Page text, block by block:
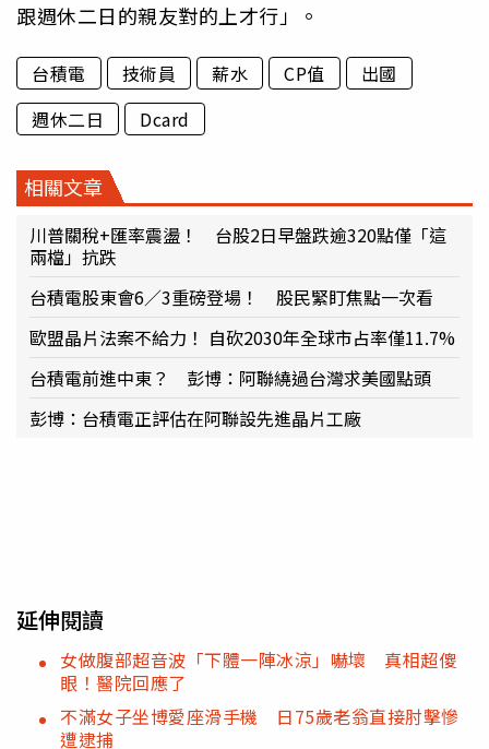
跟週休二日的親友對的上才行」。
台積電 技術員 薪水 CP值
出國
週休二日
Dcard
相關文章
川普關稅+匯率震盪！ 台股2日早盤跌逾320點僅「這
兩檔」抗跌
台積電股東會6／3重磅登場！ 股民緊盯焦點一次看
歐盟晶片法案不給力！ 自砍2030年全球市占率僅11.7%
台積電前進中東？ 彭博：阿聯繞過台灣求美國點頭
彭博：台積電正評估在阿聯設先進晶片工廠
延伸閱讀
女做腹部超音波「下體一陣冰涼」嚇壞 真相超傻
眼！醫院回應了
不滿女子坐博愛座滑手機 日75歲老翁直接肘擊慘
遭逮捕